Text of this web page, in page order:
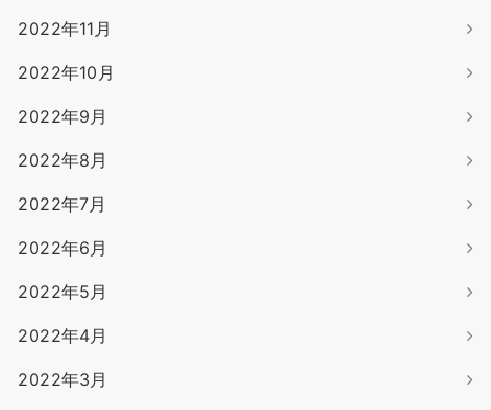
2022年11月
2022年10月
2022年9月
2022年8月
2022年7月
2022年6月
2022年5月
2022年4月
2022年3月